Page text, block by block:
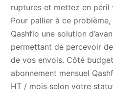
ruptures et mettez en péril
Pour pallier à ce
Qashflo une solution
permettant de percevoir
de vos envois. Côté
abonnement mensuel
HT / mois selon votre